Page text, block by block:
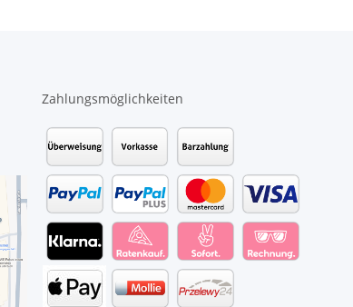
Zahlungsmöglichkeiten